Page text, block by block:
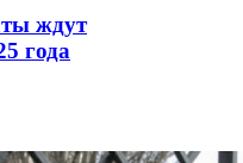
ждут
года